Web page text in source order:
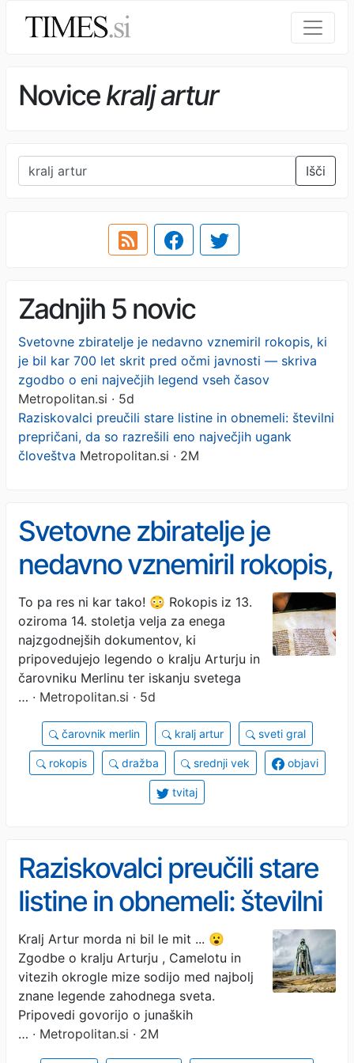
Novicekralj artur
Išči
Zadnjih 5 novic
Svetovne zbiratelje je nedavno vznemiril rokopis, ki
je bil kar 700 let skrit pred očmi javnosti — skriva
zgodbo o eni največjih legend vseh časov
Metropolitan.si · 5d
Raziskovalci preučili stare listine in obnemeli: številni
prepričani, da so razrešili eno največjih ugank
človeštva Metropolitan.si · 2M
Svetovne zbiratelje je
nedavno vznemiril rokopis,
ki je bil kar 700 let skrit
pred očmi javnosti —
skriva zgodbo o eni
največjih legend vseh
časov
To pa res ni kar tako! 😳 Rokopis iz 13.
oziroma 14. stoletja velja za enega
najzgodnejših dokumentov, ki
pripovedujejo legendo o kralju Arturju in
čarovniku Merlinu ter iskanju svetega
… · Metropolitan.si · 5d
čarovnik merlin kralj artur sveti gral
rokopis dražba srednji vek objavi
tvitaj
Raziskovalci preučili stare
listine in obnemeli: številni
prepričani, da so razrešili
eno največjih ugank
človeštva
Kralj Artur morda ni bil le mit ... 😮
Zgodbe o kralju Arturju , Camelotu in
vitezih okrogle mize sodijo med najbolj
znane legende zahodnega sveta.
Pripovedi govorijo o junaških
… · Metropolitan.si · 2M